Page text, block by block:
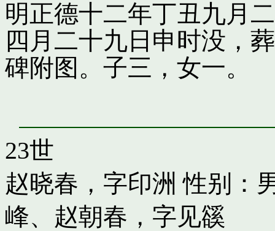
明正德十二年丁丑九月
四月二十九日申时没，
碑附图。子三，女一。
23世
赵晓春，字印洲 性别：
峰、 赵朝春，字见豀